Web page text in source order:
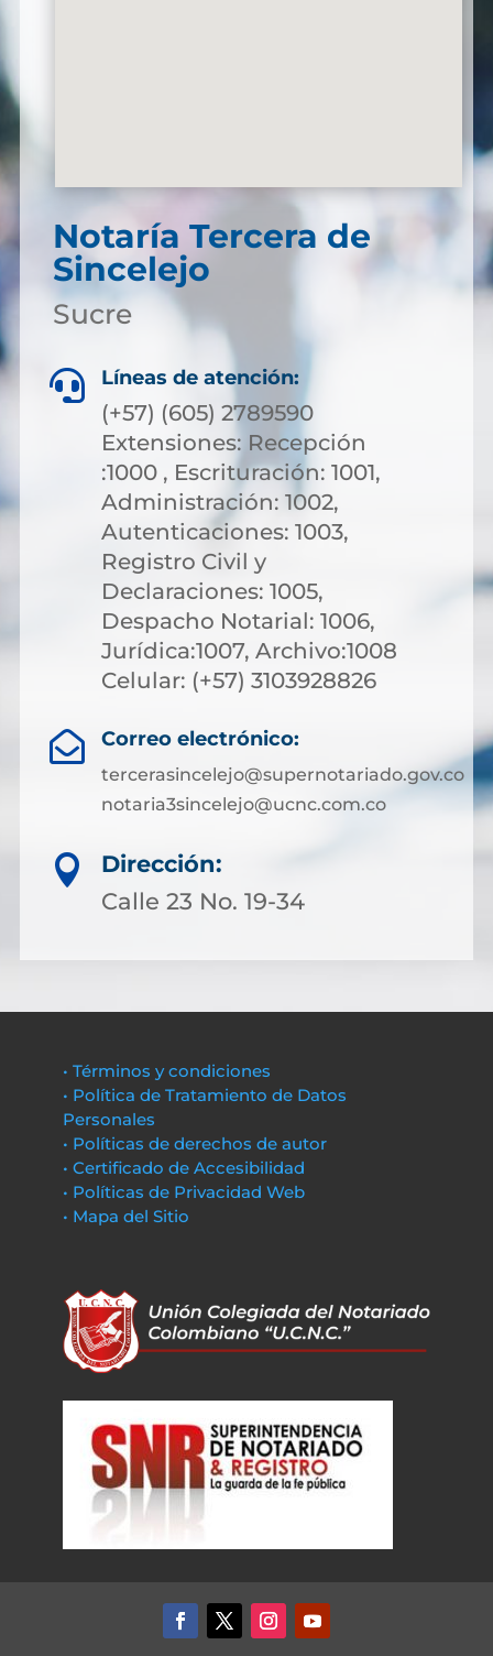
Notaría Tercera de
Sincelejo
Sucre
 Líneas de atención:
(+57) (605) 2789590
Extensiones: Recepción
:1000 , Escrituración: 1001,
Administración: 1002,
Autenticaciones: 1003,
Registro Civil y
Declaraciones: 1005,
Despacho Notarial: 1006,
Jurídica:1007, Archivo:1008
Celular: (+57) 3103928826
 Correo electrónico:
tercerasincelejo@supernotariado.gov.co
notaria3sincelejo@ucnc.com.co

Dirección:
Calle 23 No. 19-34
• Términos y condiciones
• Política de Tratamiento de Datos
Personales
• Políticas de derechos de autor
• Certificado de Accesibilidad
• Políticas de Privacidad Web
• Mapa del Sitio